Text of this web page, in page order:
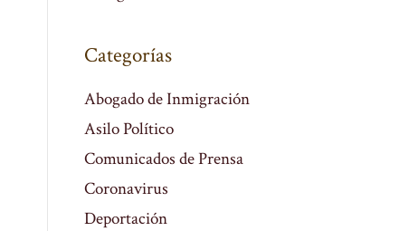
Categorías
Abogado de Inmigración
Asilo Político
Comunicados de Prensa
Coronavirus
Deportación